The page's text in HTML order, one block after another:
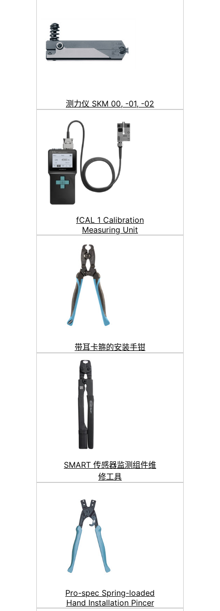
测力仪 SKM 00, -01, -02
fCAL 1 Calibration
Measuring Unit
带耳卡箍的安装手钳
SMART 传感器监测组件维
修工具
Pro-spec Spring-loaded
Hand Installation Pincer